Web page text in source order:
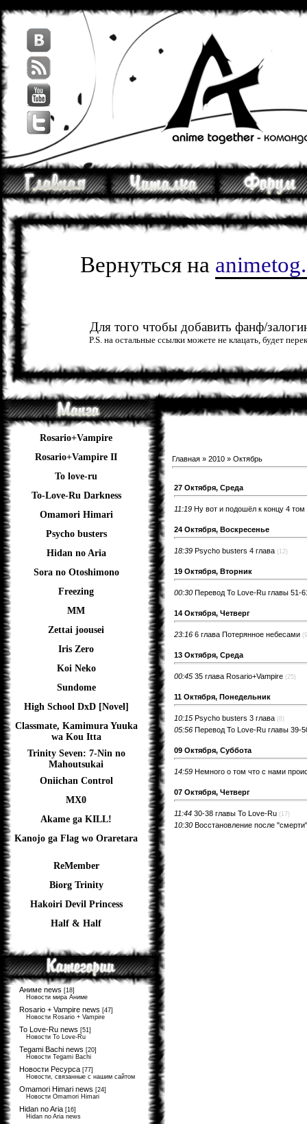
Вернуться на
Для того чтобы добавить фанф/
P.S. на остальные ссылки можете не клацать, будет
Rosario+Vampire
Rosario+Vampire II
To love-ru
To-Love-Ru Darkness
Omamori Himari
Psycho busters
Hidan no Aria
Sora no Otoshimono
Freezing
ММ
Zettai joousei
Iris Zero
Koi Neko
Sundome
High School DxD [Novel]
Classmate, Kamimura Yuuka
wa Kou Itta
Trinity Seven: 7-Nin no
Mahoutsukai
Oniichan Control
MX0
Akame ga KILL!
Kanojo ga Flag wo Oraretara
ReMember
Biorg Trinity
Hakoiri Devil Princess
Half & Half
Аниме news [18]
Новости мира Аниме
Rosario + Vampire news [47]
Новости Rosario + Vampire
To Love-Ru news [51]
Новости To Love-Ru
Tegami Bachi news [20]
Новости Tegami Bachi
Новости Ресурса [77]
Новости, связанные с нашим сайтом
Omamori Himari news [24]
Новости Omamori Himari
Hidan no Aria [16]
Hidan no Aria news
Главная » 2010 » Октябрь
27 Октября, Среда
11:19 Ну вот и подошёл к концу 4 том
24 Октября, Воскресенье
18:39 Psycho busters 4 глава (12)
19 Октября, Вторник
00:30 Перевод To Love-Ru главы 51-
14 Октября, Четверг
23:16 6 глава Потерянное небесами
13 Октября, Среда
00:45 35 глава Rosario+Vampire (25)
11 Октября, Понедельник
10:15 Psycho busters 3 глава (8)
05:56 Перевод To Love-Ru главы 39-
09 Октября, Суббота
14:59 Немного о том что с нами
07 Октября, Четверг
11:44 30-38 главы To Love-Ru (17)
10:30 Восстановление после "смерти"